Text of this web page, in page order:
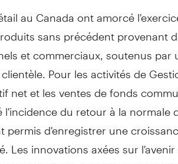
au Canadaont amorcé
sans précédent provenant
et commerciaux, soutenus
Pour les activités de
net et les ventes de fonds
du retour à la normale
permis d'enregistrer une
Les innovations axées sur